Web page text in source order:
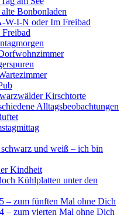
Bonbonladen
W-I-N oder Im Freibad
Freibad
Kirschtorte
Alltagsbeobachtungen
und weiß – ich bin
Kindheit
Kühlplatten unter den
– zum fünften Mal ohne Dich
– zum vierten Mal ohne Dich